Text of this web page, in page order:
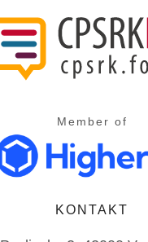
Member of
KONTAKT